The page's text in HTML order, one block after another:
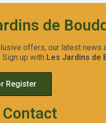
de
offers, our latest news
Sign up with Les Jardins de
Register